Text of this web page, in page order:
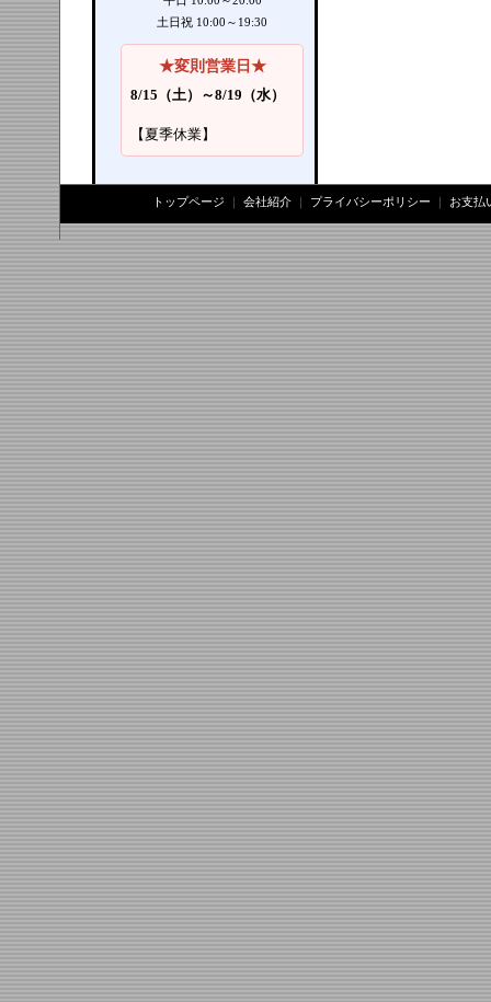
土日祝 10:00～19:30
★変則営業日★
8/15（土）～8/19（水）
【夏季休業】
トップページ 会社紹介 プライバシーポリシー お支払